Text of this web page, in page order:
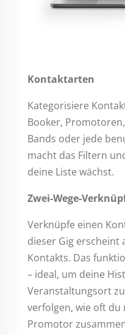
Kontaktarten
Kategorisiere
Booker,
Bands oder jede
macht das Filtern
deine Liste wächst.
Zwei-Wege-
Verknüpfe einen
dieser Gig erscheint
Kontakts. Das
– ideal, um deine
Veranstaltungsort
verfolgen, wie oft
Promotor